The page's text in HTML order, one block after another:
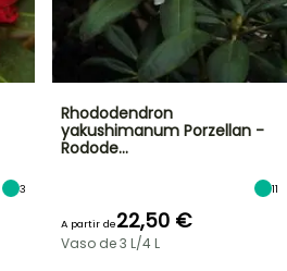
3
Rhododendron
yakushimanum Porzellan -
Rodode…
11
A partir de22,50 €
Vaso de 3 L/4 L